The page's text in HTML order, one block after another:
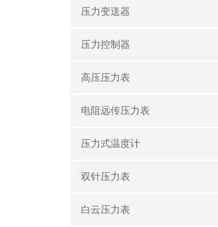
压力变送器
压力控制器
高压压力表
电阻远传压力表
压力式温度计
双针压力表
白云压力表